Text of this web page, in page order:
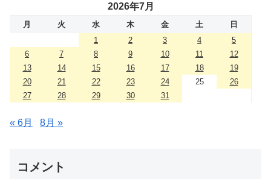
2026年7月
月 火 水 木 金 土
日
1
2 3 4
5
6
7 8 9 10 11
12
13
14 15 16 17 18
19
20
21 22 23 24 25
26
27
28 29 30 31
« 6月 8月 »
コメント